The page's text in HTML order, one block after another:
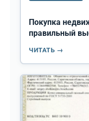
Покупка
правильный
ЧИТАТЬ →